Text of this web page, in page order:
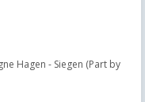
Hagen - Siegen (Part by